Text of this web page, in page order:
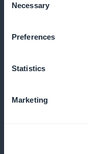
Selection
Necessary
Preferences
Statistics
Marketing
promoten op de app